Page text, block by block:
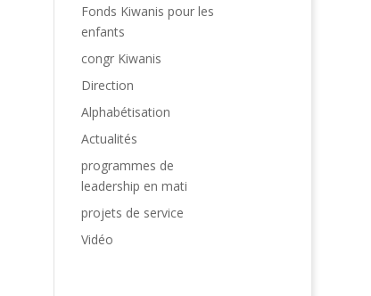
Fonds Kiwanis pour les
enfants
congr Kiwanis
Direction
Alphabétisation
Actualités
programmes de
leadership en mati
projets de service
Vidéo